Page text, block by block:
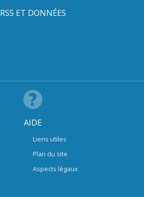
RSS ET DONNÉES
AIDE
Liens utiles
Plan du site
Aspects légaux